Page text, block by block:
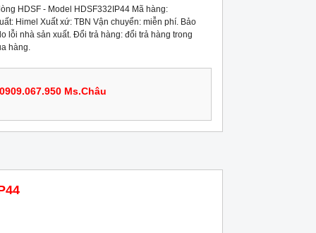
HDSF - Model HDSF332IP44 Mã hàng:
Himel Xuất xứ: TBN Vận chuyển: miễn phí. Bảo
lỗi nhà sản xuất. Đổi trả hàng: đổi trả hàng trong
hàng.
0909.067.950 Ms.Châu